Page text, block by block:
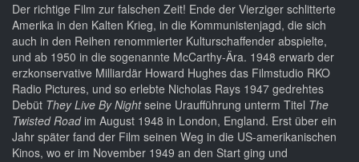
Der richtige Film zur falschen Zeit! Ende der Vierziger schlitterte
Amerika in den Kalten Krieg, in die Kommunistenjagd, die sich
auch in den Reihen renommierter Kulturschaffender abspielte,
und ab 1950 in die sogenannte McCarthy-Ära. 1948 erwarb der
erzkonservative Milliardär Howard Hughes das Filmstudio RKO
Radio Pictures, und so erlebte Nicholas Rays 1947 gedrehtes
Debüt They Live By Nightseine Uraufführung unterm Titel The
Twisted Roadim August 1948 in London, England. Erst über ein
Jahr später fand der Film seinen Weg in die US-amerikanischen
Kinos, wo er im November 1949 an den Start ging und